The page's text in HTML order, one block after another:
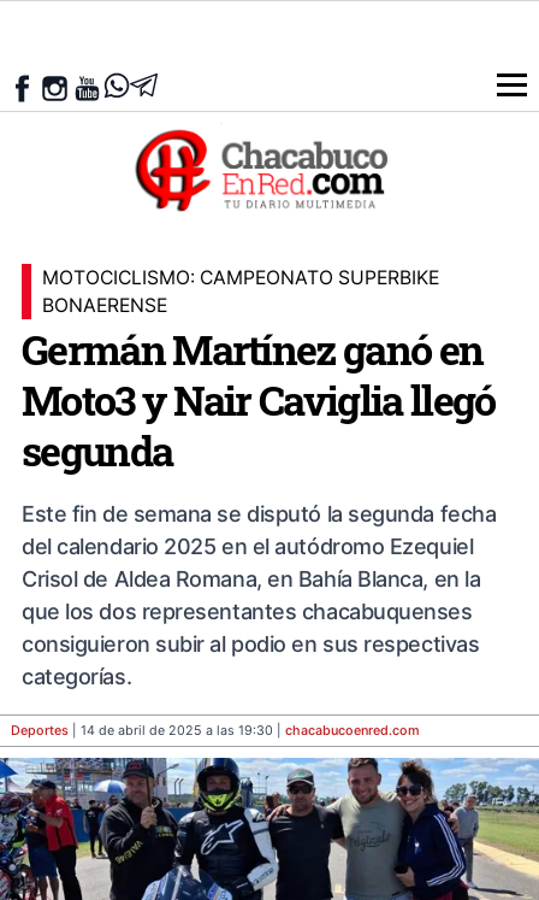
MOTOCICLISMO: CAMPEONATO SUPERBIKE
BONAERENSE
Germán Martínez ganó en
Moto3 y Nair Caviglia llegó
segunda
Este fin de semana se disputó la segunda fecha
del calendario 2025 en el autódromo Ezequiel
Crisol de Aldea Romana, en Bahía Blanca, en la
que los dos representantes chacabuquenses
consiguieron subir al podio en sus respectivas
categorías.
Deportes | 14 de abril de 2025 a las 19:30 | chacabucoenred.com